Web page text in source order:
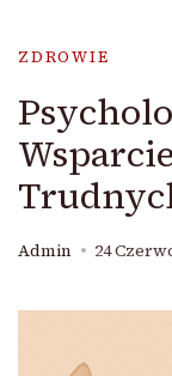
ZDROWIE
Admin 24